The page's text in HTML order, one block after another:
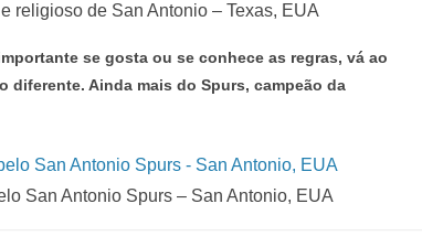
religioso de San Antonio – Texas, EUA
se gosta ou se conhece as regras, vá ao
Ainda mais do Spurs, campeão da
San Antonio Spurs – San Antonio, EUA